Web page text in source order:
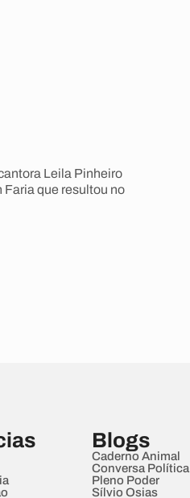
Leila Pinheiro
Faria que resultou no
Blogs
Caderno Animal
Conversa Política
Pleno Poder
Sílvio Osias